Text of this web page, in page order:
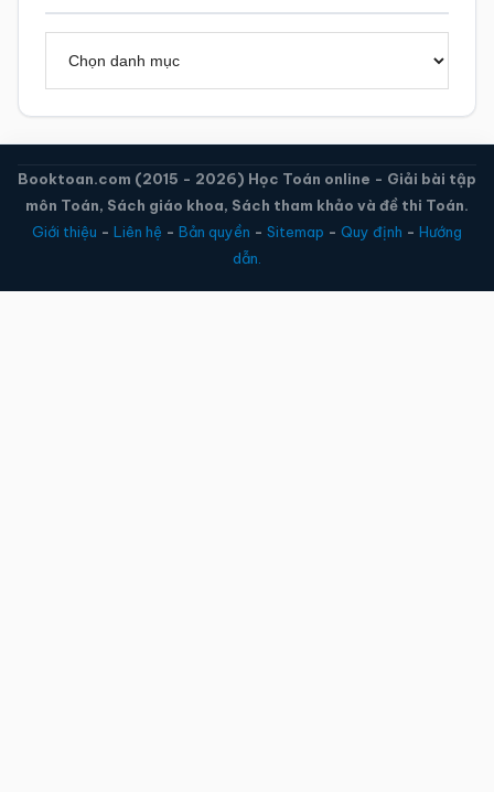
Booktoan.com (2015 - 2026) Học Toán online - Giải bài tập
môn Toán, Sách giáo khoa, Sách tham khảo và đề thi Toán.
Giới thiệu - Liên hệ - Bản quyền - Sitemap - Quy định - Hướng
dẫn.